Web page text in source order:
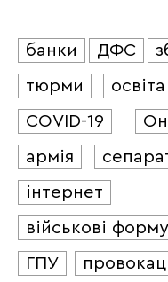
банки ДФС
тюрми
освіта
COVID-19
армія
інтернет
військові
ГПУ